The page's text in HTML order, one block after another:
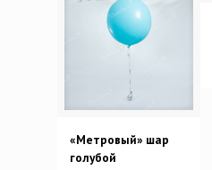
«Метровый» шар
голубой